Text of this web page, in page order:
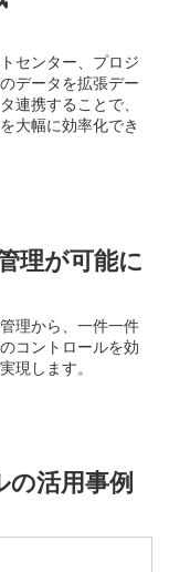
センター、プロジ
データを拡張デー
連携することで、
大幅に効率化でき
理が可能に
理から、一件一件
コントロールを効
現します。
活用事例